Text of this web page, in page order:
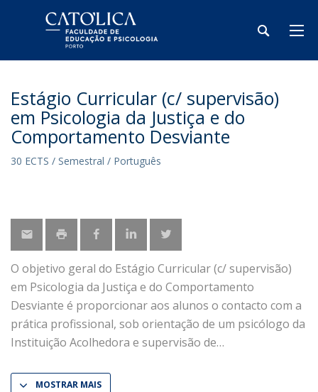
Estágio Curricular (c/ supervisão)
em Psicologia da Justiça e do
Comportamento Desviante
30 ECTS / Semestral / Português
O objetivo geral do Estágio Curricular (c/ supervisão)
em Psicologia da Justiça e do Comportamento
Desviante é proporcionar aos alunos o contacto com a
prática profissional, sob orientação de um psicólogo da
Instituição Acolhedora e supervisão de
MOSTRAR MAIS